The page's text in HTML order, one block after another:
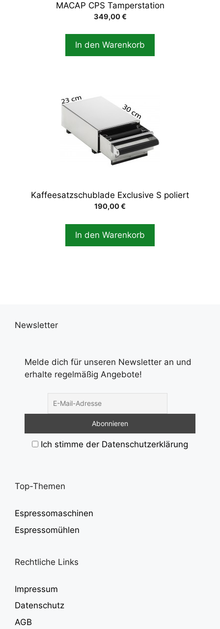
MACAP CPS Tamperstation
349,00€
In den Warenkorb
Kaffeesatzschublade Exclusive S poliert
190,00€
In den Warenkorb
Newsletter
Melde dich für unseren Newsletter an und
erhalte regelmäßig Angebote!
Ich stimme der Datenschutzerklärung
Top-Themen
Espressomaschinen
Espressomühlen
Rechtliche Links
Impressum
Datenschutz
AGB